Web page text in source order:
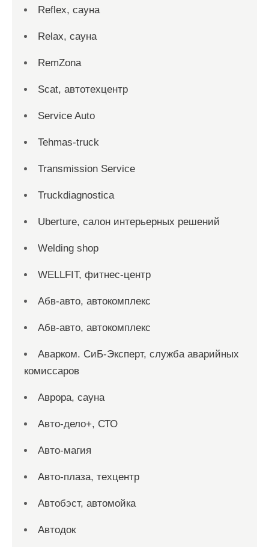
Reflex, сауна
Relax, сауна
RemZona
Scat, автотехцентр
Service Auto
Tehmas-truck
Transmission Service
Truckdiagnostica
Uberture, салон интерьерных решений
Welding shop
WELLFIT, фитнес-центр
Абв-авто, автокомплекс
Абв-авто, автокомплекс
Аварком. СиБ-Эксперт, служба аварийных
комиссаров
Аврора, сауна
Авто-дело+, СТО
Авто-магия
Авто-плаза, техцентр
Автобэст, автомойка
Автодок